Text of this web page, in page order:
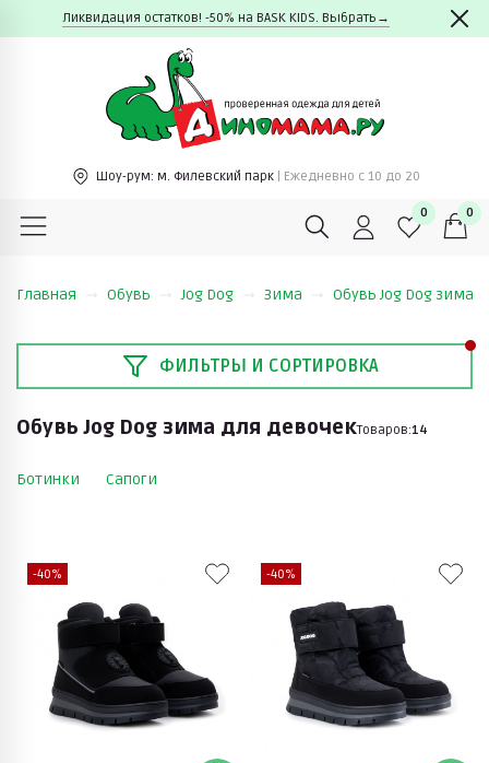
Ликвидация остатков! -50% на BASK KIDS. Выбрать→
Шоу-рум: м. Филевский парк | Ежедневно c 10 до 20
0 0
Главная Обувь Jog Dog Зима Обувь Jog Dog зима
ФИЛЬТРЫ И СОРТИРОВКА
Обувь Jog Dog зима для девочекТоваров:14
Ботинки Сапоги
-40% -40%